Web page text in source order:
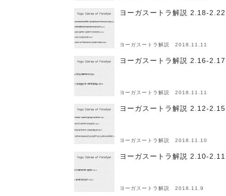
ヨーガスートラ解説 2.18-
ヨーガスートラ解説 2018.11.11
ヨーガスートラ解説 2.16-
ヨーガスートラ解説 2018.11.11
ヨーガスートラ解説 2.12-
ヨーガスートラ解説 2018.11.10
ヨーガスートラ解説 2.10-
ヨーガスートラ解説 2018.11.9